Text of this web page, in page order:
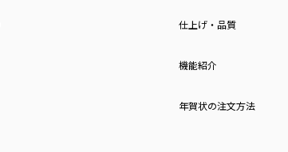
仕上げ・品質
機能紹介
年賀状の注文方法